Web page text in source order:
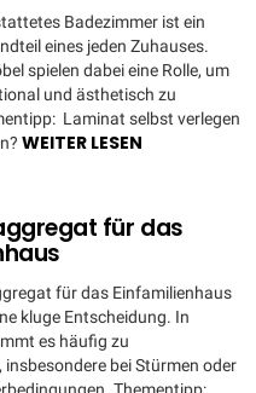
Badezimmer ist ein
eines jeden Zuhauses.
spielen dabei eine Rolle, um
und ästhetisch zu
Laminat selbst verlegen
WEITER LESEN
für das
für das Einfamilienhaus
kluge Entscheidung. In
es häufig zu
bei Stürmen oder
Thementipp: